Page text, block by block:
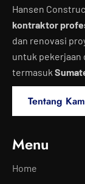
Hansen
kontraktor
dan renovasi
untuk pekerjaan
termasuk
Tentang
Menu
Home